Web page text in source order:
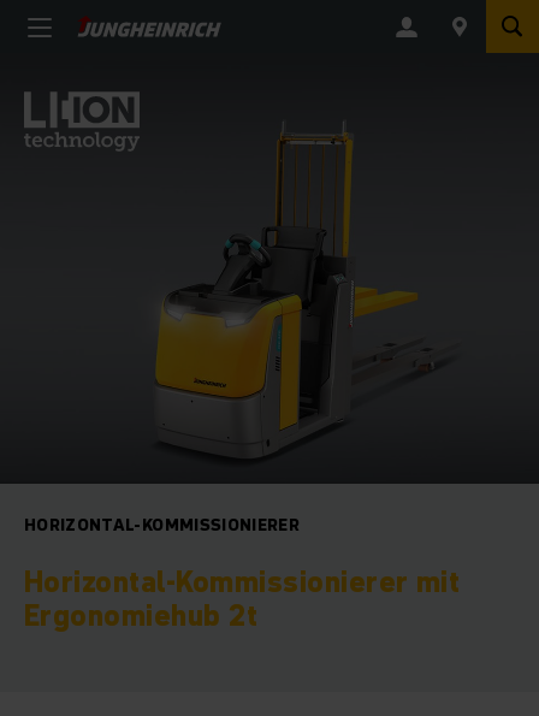
HORIZONTAL-KOMMISSIONIERER
Horizontal-Kommissionierer mit
Ergonomiehub 2t